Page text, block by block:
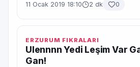
11 Ocak 2019 18:10 2 dk 0
ERZURUM FIKRALARI
Ulennnn Yedi Leşim Var
Gan!